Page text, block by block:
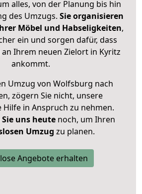
alles, von der Planung bis hin
des Umzugs. Sie organisieren
Möbel und Habseligkeiten,
ein und sorgen dafür, dass
Ihrem neuen Zielort in Kyritz
ankommt.
Umzug von Wolfsburg nach
zögern Sie nicht, unsere
in Anspruch zu nehmen.
uns heutenoch, um Ihren
Umzug zu planen.
Angebote erhalten